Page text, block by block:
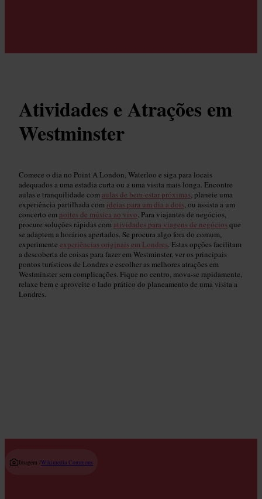
Atividades e Atrações em
Westminster
Comece o dia no Point A London, Waterloo e siga para locais
adequados a uma estadia curta ou a uma visita mais longa. Encontre
aulas e tranquilidade com aulas de bem-estar próximas , planeie uma
experiência partilhada com ideias para um dia a dois , ou assista a um
concerto em noites de música ao vivo . Para viajantes de negócios,
procure soluções rápidas com atividades para viagens de negócios que
se adaptem a horários apertados. Se procura algo fora do comum,
experimente experiências originais em Londres . Estas opções facilitam
a descoberta de coisas para fazer em Westminster, ver os principais
pontos turísticos de Londres e escolher as melhores atrações em
Westminster sem complicações. Fique no centro, mova-se rapidamente,
relaxe bem e aproveite o lado prático do planeamento de uma visita a
Londres.
Imagem /Wikimedia Commons